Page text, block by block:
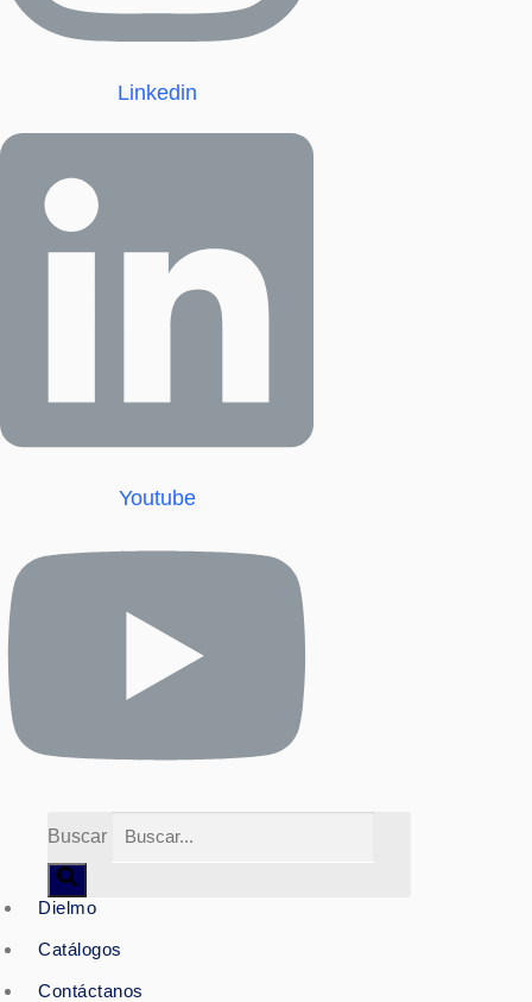
Linkedin
Youtube
Buscar
Dielmo
Catálogos
Contáctanos